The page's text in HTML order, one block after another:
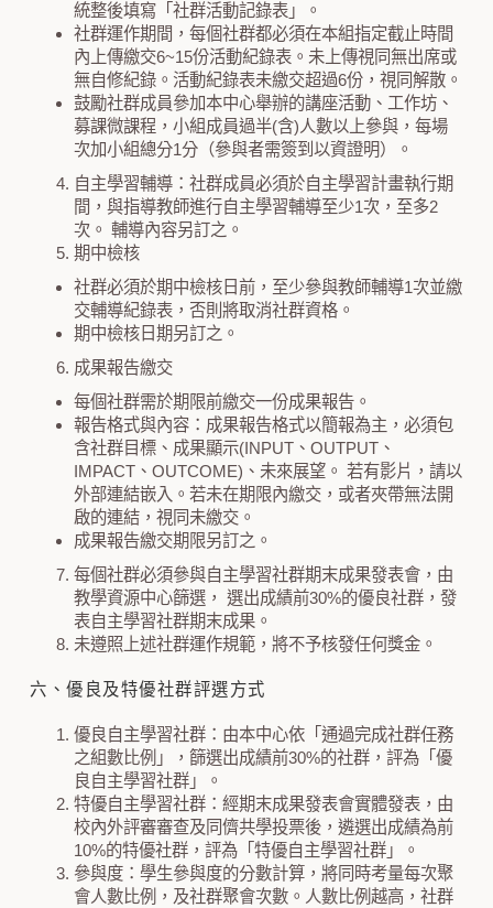
統整後填寫「社群活動記錄表」。
社群運作期間，每個社群都必須在本組指定截止時間
內上傳繳交6~15份活動紀錄表。未上傳視同無出席或
無自修紀錄。活動紀錄表未繳交超過6份，視同解散。
鼓勵社群成員參加本中心舉辦的講座活動、工作坊、
募課微課程，小組成員過半(含)人數以上參與，每場
次加小組總分1分（參與者需簽到以資證明）。
自主學習輔導：社群成員必須於自主學習計畫執行期
間，與指導教師進行自主學習輔導至少1次，至多2
次。 輔導內容另訂之。
期中檢核
社群必須於期中檢核日前，至少參與教師輔導1次並繳
交輔導紀錄表，否則將取消社群資格。
期中檢核日期另訂之。
成果報告繳交
每個社群需於期限前繳交一份成果報告。
報告格式與內容：成果報告格式以簡報為主，必須包
含社群目標、成果顯示(INPUT、OUTPUT、
IMPACT、OUTCOME)、未來展望。 若有影片，請以
外部連結嵌入。若未在期限內繳交，或者夾帶無法開
啟的連結，視同未繳交。
成果報告繳交期限另訂之。
每個社群必須參與自主學習社群期末成果發表會，由
教學資源中心篩選， 選出成績前30%的優良社群，發
表自主學習社群期末成果。
未遵照上述社群運作規範，將不予核發任何獎金。
六、優良及特優社群評選方式
優良自主學習社群：由本中心依「通過完成社群任務
之組數比例」，篩選出成績前30%的社群，評為「優
良自主學習社群」。
特優自主學習社群：經期末成果發表會實體發表，由
校內外評審審查及同儕共學投票後，遴選出成績為前
10%的特優社群，評為「特優自主學習社群」。
參與度：學生參與度的分數計算，將同時考量每次聚
會人數比例，及社群聚會次數。人數比例越高，社群